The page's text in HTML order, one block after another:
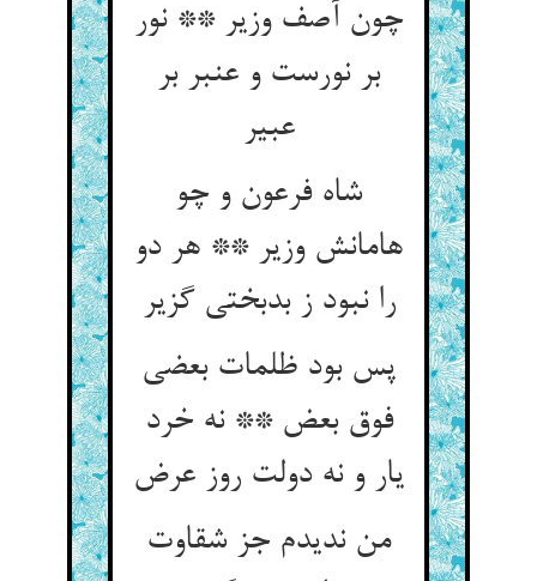
چون آصف وزیر ** نور
بر نورست و عنبر بر
عبیر
شاه فرعون و چو
هامانش وزیر ** هر دو
را نبود ز بدبختی گزیر
پس بود ظلمات بعضی
فوق بعض ** نه خرد
یار و نه دولت روز عرض
من ندیدم جز شقاوت